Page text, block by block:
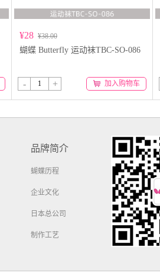
¥28 ¥38.00
蝴蝶 Butterfly 运动袜TBC-SO-086
- + 加入购物车
品牌简介
蝴蝶历程
企业文化
日本总公司
制作工艺